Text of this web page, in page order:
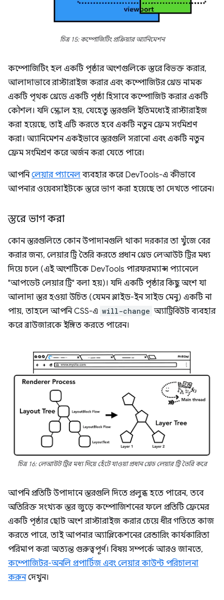
চিত্র 15: কম্পোজিটিং প্রক্রিয়ার অ্যানিমেশন
কম্পোজিটিং হল একটি পৃষ্ঠার অংশগুলিকে স্তরে বিভক্ত করার,
আলাদাভাবে রাস্টারাইজ করার এবং কম্পোজিটর থ্রেড নামক
একটি পৃথক থ্রেডে একটি পৃষ্ঠা হিসাবে কম্পোজিট করার একটি
কৌশল। যদি স্ক্রোল হয়, যেহেতু স্তরগুলি ইতিমধ্যেই রাস্টারাইজ
করা হয়েছে, তাই এটি করতে হবে একটি নতুন ফ্রেম সংমিশ্রণ
করা। অ্যানিমেশন একইভাবে স্তরগুলি সরানো এবং একটি নতুন
ফ্রেম সংমিশ্রণ করে অর্জন করা যেতে পারে।
আপনিলেয়ার প্যানেলব্যবহার করে DevTools-এ কীভাবে
আপনার ওয়েবসাইটকে স্তরে ভাগ করা হয়েছে তা দেখতে পারেন।
স্তরে ভাগ করা
কোন স্তরগুলিতে কোন উপাদানগুলি থাকা দরকার তা খুঁজে বের
করার জন্য, লেয়ার ট্রি তৈরি করতে প্রধান থ্রেড লেআউট ট্রির মধ্য
দিয়ে চলে (এই অংশটিকে DevTools পারফরম্যান্স প্যানেলে
"আপডেট লেয়ার ট্রি" বলা হয়)। যদি একটি পৃষ্ঠার কিছু অংশ যা
আলাদা স্তর হওয়া উচিত (যেমন স্লাইড-ইন সাইড মেনু) একটি না
পায়, তাহলে আপনি CSS-এ will-change অ্যাট্রিবিউট ব্যবহার
করে ব্রাউজারকে ইঙ্গিত করতে পারেন।
চিত্র 16: লেআউট ট্রির মধ্য দিয়ে হেঁটে যাওয়া প্রধান থ্রেড লেয়ার ট্রি তৈরি করে
আপনি প্রতিটি উপাদানে স্তরগুলি দিতে প্রলুব্ধ হতে পারেন, তবে
অতিরিক্ত সংখ্যক স্তর জুড়ে কম্পোজিশনের ফলে প্রতিটি ফ্রেমের
একটি পৃষ্ঠার ছোট অংশ রাস্টারাইজ করার চেয়ে ধীর গতিতে কাজ
করতে পারে, তাই আপনার অ্যাপ্লিকেশনের রেন্ডারিং কার্যকারিতা
পরিমাপ করা অত্যন্ত গুরুত্বপূর্ণ। বিষয় সম্পর্কে আরও জানতে,
কম্পোজিটর-অনলি প্রপার্টিজ এবং লেয়ার কাউন্ট পরিচালনা
করুনদেখুন।